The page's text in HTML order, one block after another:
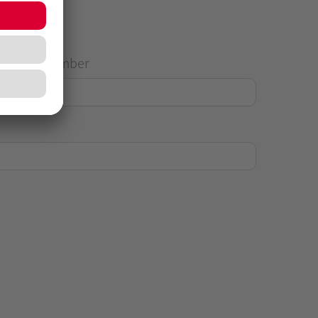
House Number